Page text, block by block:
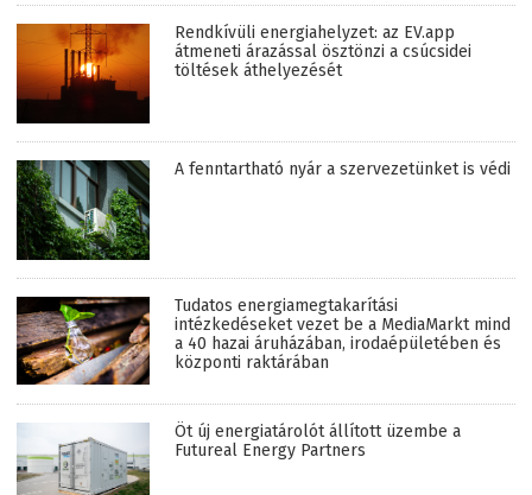
Rendkívüli energiahelyzet: az EV.app
átmeneti árazással ösztönzi a csúcsidei
töltések áthelyezését
A fenntartható nyár a szervezetünket is védi
Tudatos energiamegtakarítási
intézkedéseket vezet be a MediaMarkt mind
a 40 hazai áruházában, irodaépületében és
központi raktárában
Öt új energiatárolót állított üzembe a
Futureal Energy Partners